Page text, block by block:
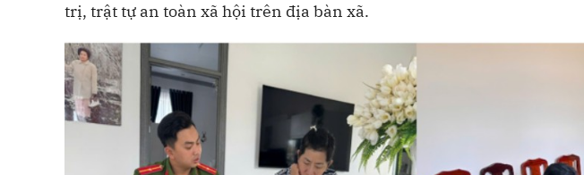
trị, trật tự an toàn xã hội trên địa bàn xã.